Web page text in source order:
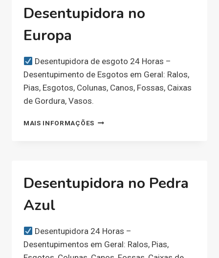
Desentupidora no
Europa
Desentupidora de esgoto 24 Horas –
Desentupimento de Esgotos em Geral: Ralos,
Pias, Esgotos, Colunas, Canos, Fossas, Caixas
de Gordura, Vasos.
MAIS INFORMAÇÕESDESENTUPIDORA
Desentupidora no Pedra
Azul
Desentupidora 24 Horas –
Desentupimentos em Geral: Ralos, Pias,